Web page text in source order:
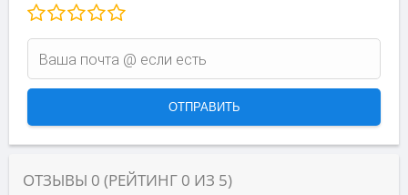
ОТЗЫВЫ 0 (РЕЙТИНГ 0 ИЗ 5)